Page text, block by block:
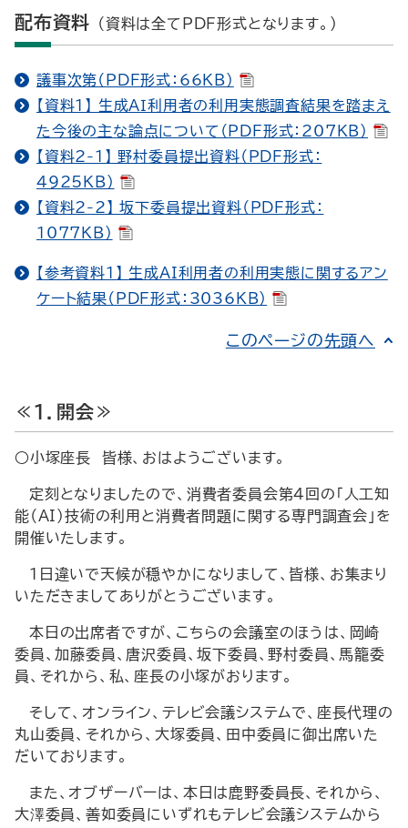
配布資料 （資料は全てPDF形式となります。）
議事次第（PDF形式：66KB）
【資料1】 生成ＡＩ利用者の利用実態調査結果を踏まえ
た今後の主な論点について（PDF形式：207KB）
【資料2-1】 野村委員提出資料（PDF形式：
4925KB）
【資料2-2】 坂下委員提出資料（PDF形式：
1077KB）
【参考資料1】 生成AI利用者の利用実態に関するアン
ケート結果（PDF形式：3036KB）
このページの先頭へ
≪1．開会≫
○小塚座長 皆様、おはようございます。
定刻となりましたので、消費者委員会第4回の「人工知
能（AI）技術の利用と消費者問題に関する専門調査会」を
開催いたします。
1日違いで天候が穏やかになりまして、皆様、お集まり
いただきましてありがとうございます。
本日の出席者ですが、こちらの会議室のほうは、岡崎
委員、加藤委員、唐沢委員、坂下委員、野村委員、馬籠委
員、それから、私、座長の小塚がおります。
そして、オンライン、テレビ会議システムで、座長代理の
丸山委員、それから、大塚委員、田中委員に御出席いた
だいております。
また、オブザーバーは、本日は鹿野委員長、それから、
大澤委員、善如委員にいずれもテレビ会議システムから